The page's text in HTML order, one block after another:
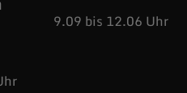
9.09 bis 12.06 Uhr